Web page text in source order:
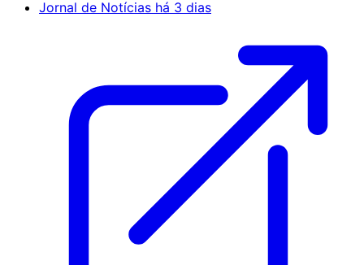
Jornal de Notícias há 3 dias